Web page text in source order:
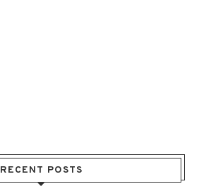
RECENT POSTS